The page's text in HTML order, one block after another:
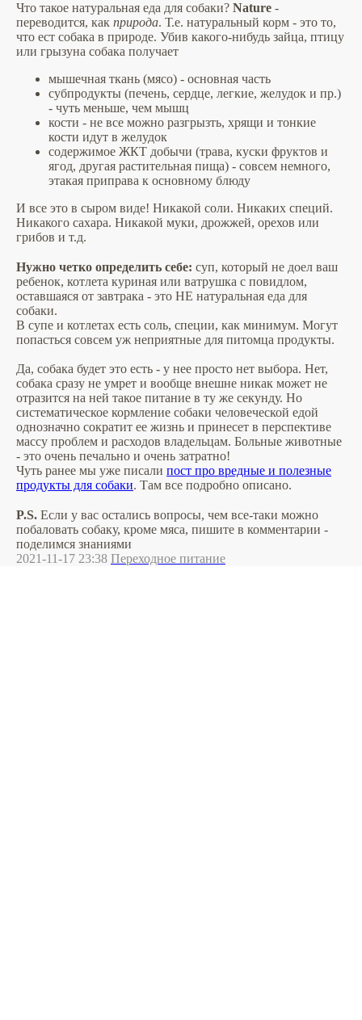
Что такое натуральная еда для собаки? Nature -
переводится, как природа. Т.е. натуральный корм - это то,
что ест собака в природе. Убив какого-нибудь зайца, птицу
или грызуна собака получает
мышечная ткань (мясо) - основная часть
субпродукты (печень, сердце, легкие, желудок и пр.)
- чуть меньше, чем мышц
кости - не все можно разгрызть, хрящи и тонкие
кости идут в желудок
содержимое ЖКТ добычи (трава, куски фруктов и
ягод, другая растительная пища) - совсем немного,
этакая приправа к основному блюду
И все это в сыром виде! Никакой соли. Никаких специй.
Никакого сахара. Никакой муки, дрожжей, орехов или
грибов и т.д.
Нужно четко определить себе: суп, который не доел ваш
ребенок, котлета куриная или ватрушка с повидлом,
оставшаяся от завтрака - это НЕ натуральная еда для
собаки.
В супе и котлетах есть соль, специи, как минимум. Могут
попасться совсем уж неприятные для питомца продукты.
Да, собака будет это есть - у нее просто нет выбора. Нет,
собака сразу не умрет и вообще внешне никак может не
отразится на ней такое питание в ту же секунду. Но
систематическое кормление собаки человеческой едой
однозначно сократит ее жизнь и принесет в перспективе
массу проблем и расходов владельцам. Больные животные
- это очень печально и очень затратно!
Чуть ранее мы уже писали пост про вредные и полезные
продукты для собаки. Там все подробно описано.
P.S. Если у вас остались вопросы, чем все-таки можно
побаловать собаку, кроме мяса, пишите в комментарии -
поделимся знаниями
2021-11-17 23:38 Переходное питание